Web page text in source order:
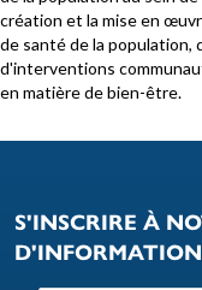
création et la mise en
de santé de la population,
d'interventions
en matière de bien-être.
S'INSCRIRE À
D'INFORMATION